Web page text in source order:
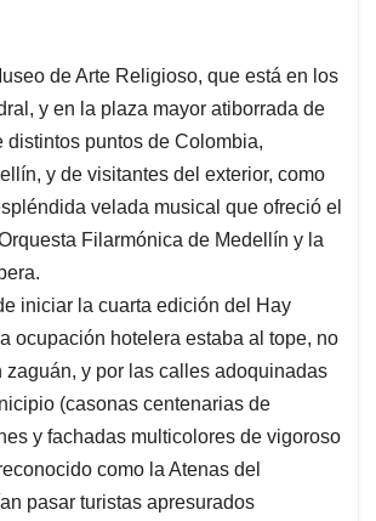
de Arte Religioso, que está en los
y en la plaza mayor atiborrada de
distintos puntos de Colombia,
y de visitantes del exterior, como
velada musical que ofreció el
Filarmónica de Medellín y la
iniciar la cuarta edición del Hay
ocupación hotelera estaba al tope, no
zaguán, y por las calles adoquinadas
(casonas centenarias de
y fachadas multicolores de vigoroso
como la Atenas del
pasar turistas apresurados